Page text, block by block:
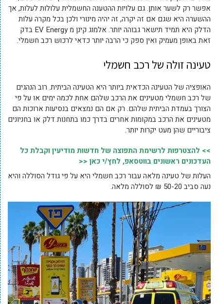
אפשר רק לשער אותן. גם עלויות ההטענה החשמלית עלולות לעלות, אך
ההשערה היא שגם אם זה יקרה, זה יהיה מינורי ולכן בכל מקרה עלות
הדלק היא תמיד תישאר גבוהה יותר. אלמוג קינן מ EV Energy בדק
זאת באופן מעמיק ואין ספק כי הרבה יותר כדאי לרכוש רכב חשמלי.
טעינה זולה של רכב חשמלי
האופציה של הטעינה הכדאית ביותר היא הטעינה הביתית. רוב הנהגים
של רכב חשמלי מטעינים את הרכב שלהם אחת לכמה ימים או על פי
הצורך בעמדת הביתית שלהם. רק אם הם נמצאים בנסיעות ארוכות הם
מטעינים את הרכב במקומות אחרים בדרך כמו בתחנות דלק או בחניונים
ציבוריים שהן מעט יקרות יותר.
>> להצטרפות לרשימת התפוצה של חדשות מודיעין וקבלת כל
העדכונים ראשונים בווטסאפ, לחץ/י כאן <<
העלות של טעינה מלאה עבור רכב חשמלי היא על פי גודל הסוללה והיא
נעה סביב 50-20 ₪ לסוללה מלאה.